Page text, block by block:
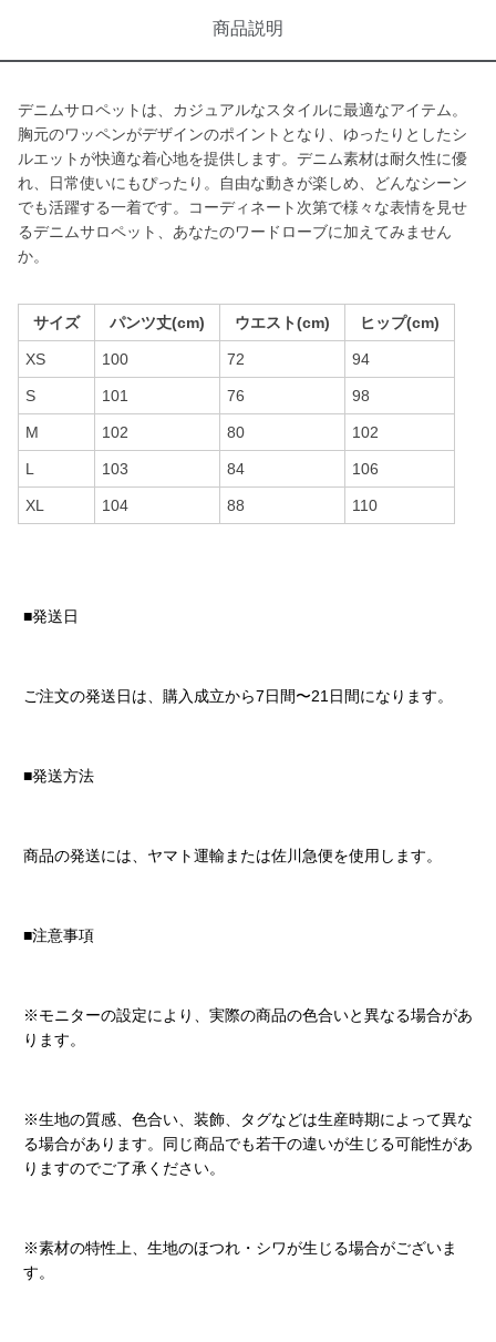
商品説明
デニムサロペットは、カジュアルなスタイルに最適なアイテム。
胸元のワッペンがデザインのポイントとなり、ゆったりとしたシ
ルエットが快適な着心地を提供します。デニム素材は耐久性に優
れ、日常使いにもぴったり。自由な動きが楽しめ、どんなシーン
でも活躍する一着です。コーディネート次第で様々な表情を見せ
るデニムサロペット、あなたのワードローブに加えてみません
か。
サイズ パンツ丈(cm) ウエスト(cm) ヒップ(cm)
XS 100 72 94
S 101 76 98
M 102 80 102
L 103 84 106
XL 104 88 110
■発送日
ご注文の発送日は、購入成立から7日間〜21日間になります。
■発送方法
商品の発送には、ヤマト運輸または佐川急便を使用します。
■注意事項
※モニターの設定により、実際の商品の色合いと異なる場合があ
ります。
※生地の質感、色合い、装飾、タグなどは生産時期によって異な
る場合があります。同じ商品でも若干の違いが生じる可能性があ
りますのでご了承ください。
※素材の特性上、生地のほつれ・シワが生じる場合がございま
す。